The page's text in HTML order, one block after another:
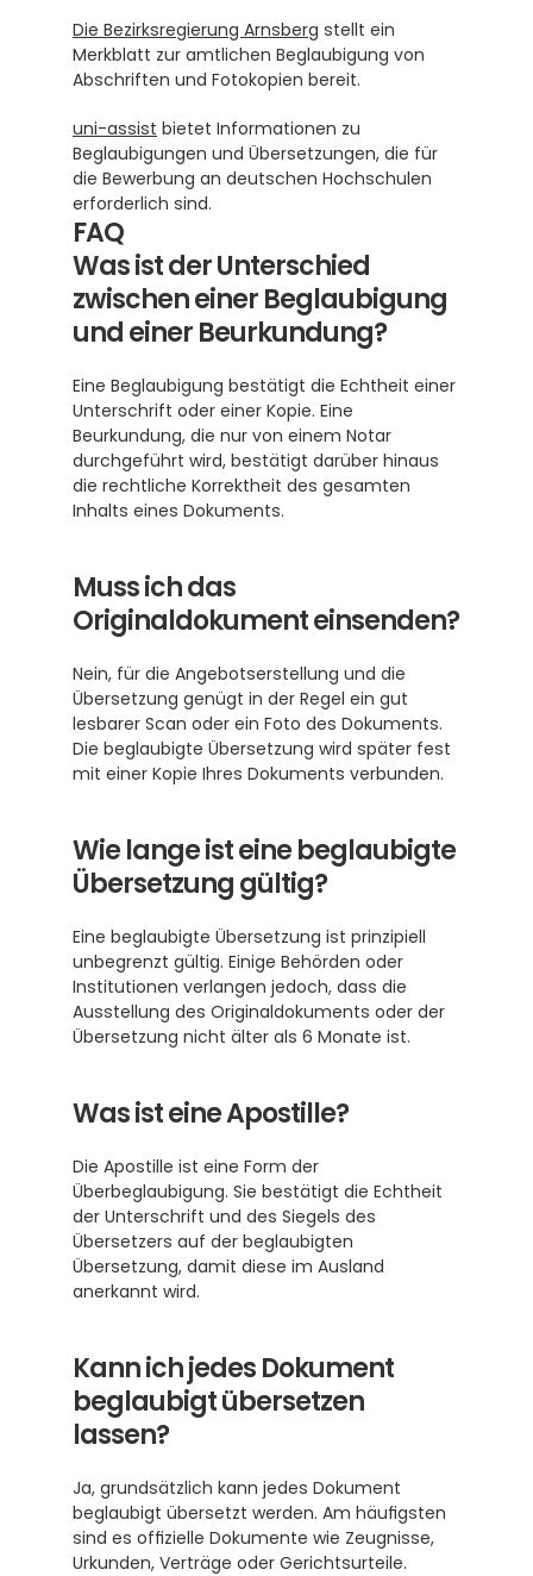
Die Bezirksregierung Arnsberg stellt ein
Merkblatt zur amtlichen Beglaubigung von
Abschriften und Fotokopien bereit.
uni-assist bietet Informationen zu
Beglaubigungen und Übersetzungen, die für
die Bewerbung an deutschen Hochschulen
erforderlich sind.
FAQ
Was ist der Unterschied
zwischen einer Beglaubigung
und einer Beurkundung?
Eine Beglaubigung bestätigt die Echtheit einer
Unterschrift oder einer Kopie. Eine
Beurkundung, die nur von einem Notar
durchgeführt wird, bestätigt darüber hinaus
die rechtliche Korrektheit des gesamten
Inhalts eines Dokuments.
Muss ich das
Originaldokument einsenden?
Nein, für die Angebotserstellung und die
Übersetzung genügt in der Regel ein gut
lesbarer Scan oder ein Foto des Dokuments.
Die beglaubigte Übersetzung wird später fest
mit einer Kopie Ihres Dokuments verbunden.
Wie lange ist eine beglaubigte
Übersetzung gültig?
Eine beglaubigte Übersetzung ist prinzipiell
unbegrenzt gültig. Einige Behörden oder
Institutionen verlangen jedoch, dass die
Ausstellung des Originaldokuments oder der
Übersetzung nicht älter als 6 Monate ist.
Was ist eine Apostille?
Die Apostille ist eine Form der
Überbeglaubigung. Sie bestätigt die Echtheit
der Unterschrift und des Siegels des
Übersetzers auf der beglaubigten
Übersetzung, damit diese im Ausland
anerkannt wird.
Kann ich jedes Dokument
beglaubigt übersetzen
lassen?
Ja, grundsätzlich kann jedes Dokument
beglaubigt übersetzt werden. Am häufigsten
sind es offizielle Dokumente wie Zeugnisse,
Urkunden, Verträge oder Gerichtsurteile.